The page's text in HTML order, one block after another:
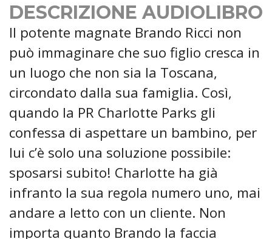
DESCRIZIONE AUDIOLIBRO
Il potente magnate Brando Ricci non
può immaginare che suo figlio cresca in
un luogo che non sia la Toscana,
circondato dalla sua famiglia. Così,
quando la PR Charlotte Parks gli
confessa di aspettare un bambino, per
lui c’è solo una soluzione possibile:
sposarsi subito! Charlotte ha già
infranto la sua regola numero uno, mai
andare a letto con un cliente. Non
importa quanto Brando la faccia